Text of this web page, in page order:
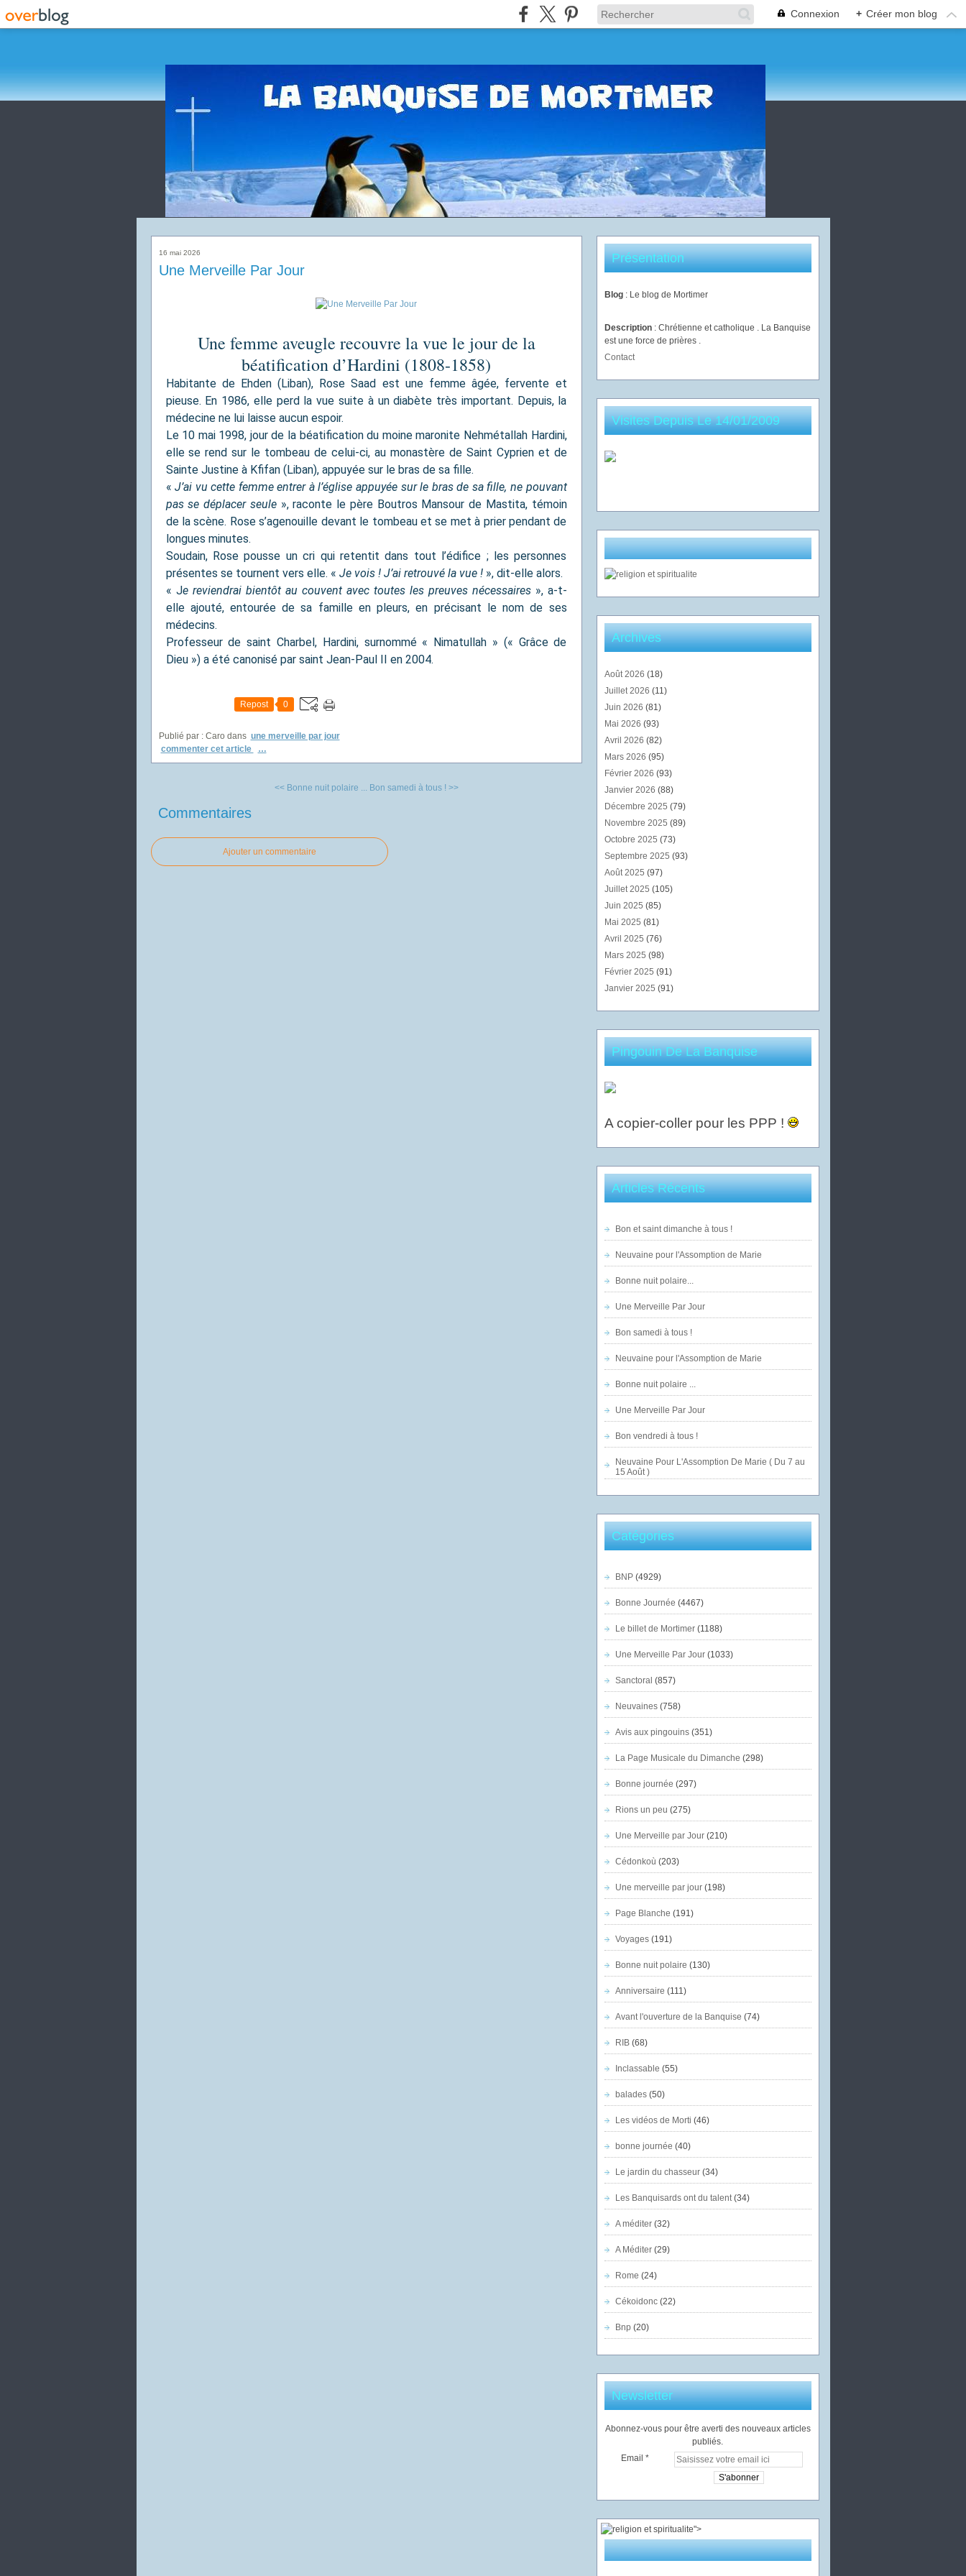
Connexion + Créer mon blog
16 mai 2026
Une Merveille Par Jour
Une femme aveugle recouvre la vue le jour de la
béatification d’Hardini (1808-1858)
Habitante de Ehden (Liban), Rose Saad est une femme âgée, fervente et
pieuse. En 1986, elle perd la vue suite à un diabète très important. Depuis, la
médecine ne lui laisse aucun espoir.
Le 10 mai 1998, jour de la béatification du moine maronite Nehmétallah Hardini,
elle se rend sur le tombeau de celui-ci, au monastère de Saint Cyprien et de
Sainte Justine à Kfifan (Liban), appuyée sur le bras de sa fille.
« J’ai vu cette femme entrer à l’église appuyée sur le bras de sa fille, ne pouvant
pas se déplacer seule», raconte le père Boutros Mansour de Mastita, témoin
de la scène. Rose s’agenouille devant le tombeau et se met à prier pendant de
longues minutes.
Soudain, Rose pousse un cri qui retentit dans tout l’édifice ; les personnes
présentes se tournent vers elle. « Je vois ! J’ai retrouvé la vue ! », dit-elle alors.
« Je reviendrai bientôt au couvent avec toutes les preuves nécessaires», a-t-
elle ajouté, entourée de sa famille en pleurs, en précisant le nom de ses
médecins.
Professeur de saint Charbel, Hardini, surnommé « Nimatullah » (« Grâce de
Dieu ») a été canonisé par saint Jean-Paul II en 2004.
Repost 0
Publié par : Caro dans une merveille par jour
commenter cet article
…
<< Bonne nuit polaire ... Bon samedi à tous ! >>
Commentaires
Ajouter un commentaire
Présentation
Blog : Le blog de Mortimer
Description : Chrétienne et catholique . La Banquise
est une force de prières .
Contact
Visites Depuis Le 14/01/2009
Archives
Août 2026 (18)
Juillet 2026 (11)
Juin 2026 (81)
Mai 2026 (93)
Avril 2026 (82)
Mars 2026 (95)
Février 2026 (93)
Janvier 2026 (88)
Décembre 2025 (79)
Novembre 2025 (89)
Octobre 2025 (73)
Septembre 2025 (93)
Août 2025 (97)
Juillet 2025 (105)
Juin 2025 (85)
Mai 2025 (81)
Avril 2025 (76)
Mars 2025 (98)
Février 2025 (91)
Janvier 2025 (91)
Pingouin De La Banquise
A copier-coller pour les PPP !
Articles Récents
Bon et saint dimanche à tous !
Neuvaine pour l'Assomption de Marie
Bonne nuit polaire...
Une Merveille Par Jour
Bon samedi à tous !
Neuvaine pour l'Assomption de Marie
Bonne nuit polaire ...
Une Merveille Par Jour
Bon vendredi à tous !
Neuvaine Pour L'Assomption De Marie ( Du 7 au
15 Août )
Catégories
BNP(4929)
Bonne Journée (4467)
Le billet de Mortimer(1188)
Une Merveille Par Jour(1033)
Sanctoral (857)
Neuvaines(758)
Avis aux pingouins(351)
La Page Musicale du Dimanche (298)
Bonne journée (297)
Rions un peu (275)
Une Merveille par Jour(210)
Cédonkoù (203)
Une merveille par jour(198)
Page Blanche (191)
Voyages(191)
Bonne nuit polaire (130)
Anniversaire (111)
Avant l'ouverture de la Banquise (74)
RIB(68)
Inclassable (55)
balades(50)
Les vidéos de Morti (46)
bonne journée (40)
Le jardin du chasseur(34)
Les Banquisards ont du talent(34)
A méditer(32)
A Méditer(29)
Rome (24)
Cékoidonc(22)
Bnp (20)
Newsletter
Abonnez-vous pour être averti des nouveaux articles
publiés.
Email
">